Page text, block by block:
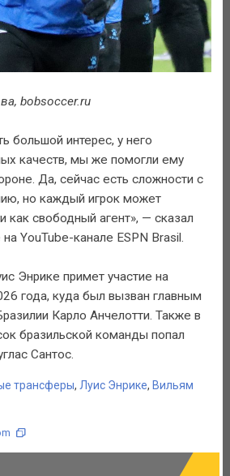
bobsoccer.ru
большой интерес, у него
качеств, мы же помогли ему
Да, сейчас есть сложности с
но каждый игрок может
как свободный агент», — сказал
YouTube-канале ESPN Brasil.
Энрике примет участие на
года, куда был вызван главным
Карло Анчелотти. Также в
бразильской команды попал
Сантос.
трансферы, Луис Энрике, Вильям